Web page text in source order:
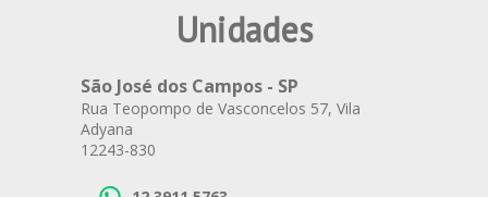
Unidades
São José dos Campos - SP
Rua Teopompo de Vasconcelos 57, Vila
Adyana
12243-830